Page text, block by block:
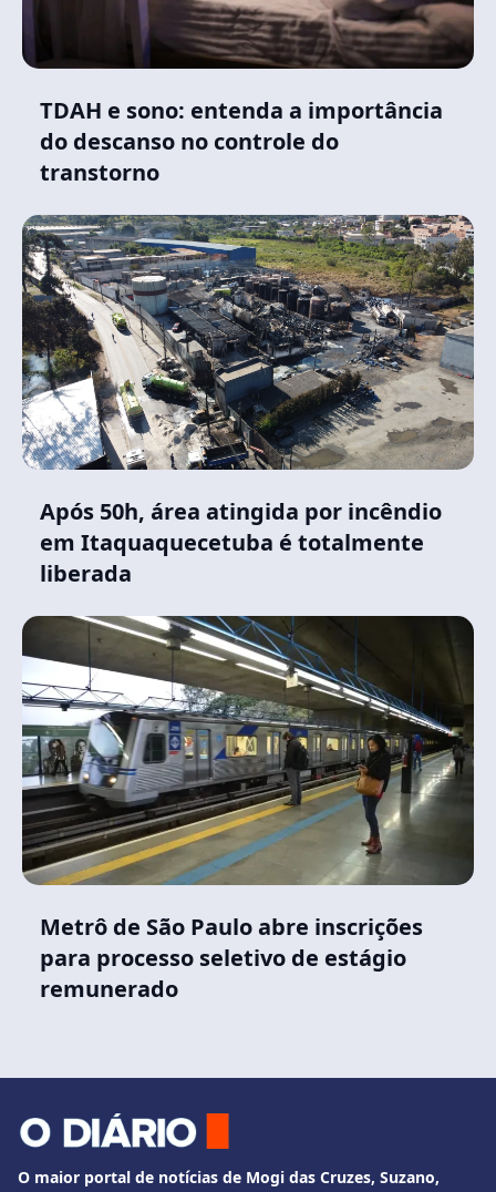
TDAH e sono: entenda a importância
do descanso no controle do
transtorno
Após 50h, área atingida por incêndio
em Itaquaquecetuba é totalmente
liberada
Metrô de São Paulo abre inscrições
para processo seletivo de estágio
remunerado
O maior portal de notícias de Mogi das Cruzes, Suzano,